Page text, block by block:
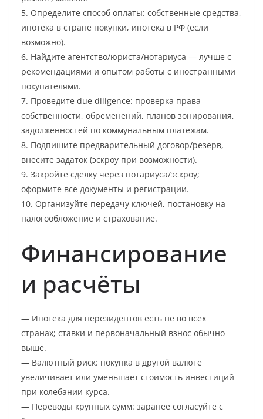
5. Определите способ оплаты: собственные средства,
ипотека в стране покупки, ипотека в РФ (если
возможно).
6. Найдите агентство/юриста/нотариуса — лучше с
рекомендациями и опытом работы с иностранными
покупателями.
7. Проведите due diligence: проверка права
собственности, обременений, планов зонирования,
задолженностей по коммунальным платежам.
8. Подпишите предварительный договор/резерв,
внесите задаток (эскроу при возможности).
9. Закройте сделку через нотариуса/эскроу;
оформите все документы и регистрации.
10. Организуйте передачу ключей, постановку на
налогообложение и страхование.
Финансирование
и расчёты
— Ипотека для нерезидентов есть не во всех
странах; ставки и первоначальный взнос обычно
выше.
— Валютный риск: покупка в другой валюте
увеличивает или уменьшает стоимость инвестиций
при колебании курса.
— Переводы крупных сумм: заранее согласуйте с